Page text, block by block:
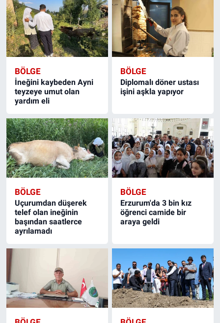
BÖLGE
İneğini kaybeden Ayni
teyzeye umut olan
yardım eli
BÖLGE
Diplomalı döner ustası
işini aşkla yapıyor
BÖLGE
Uçurumdan düşerek
telef olan ineğinin
başından saatlerce
ayrılamadı
BÖLGE
Erzurum'da 3 bin kız
öğrenci camide bir
araya geldi